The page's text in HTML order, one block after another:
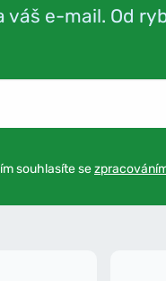
váš e-mail. Od
souhlasíte se